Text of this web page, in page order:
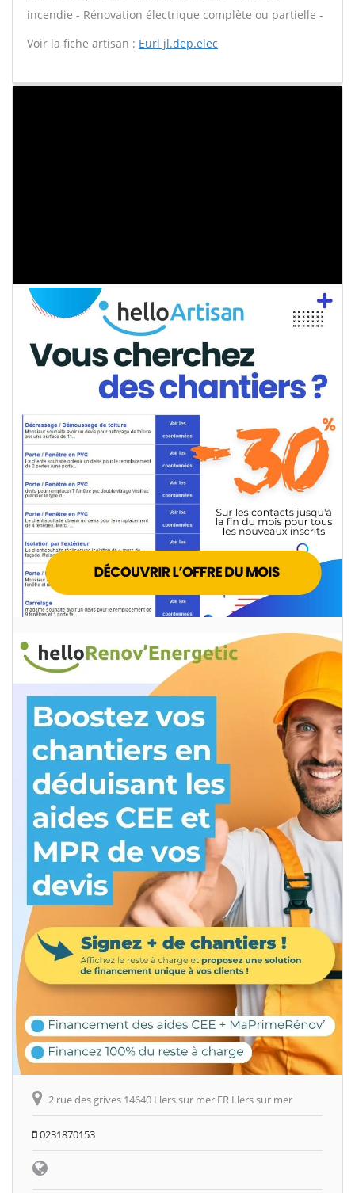
incendie - Rénovation électrique complète ou partielle -
Voir la fiche artisan : Eurl jl.dep.elec
2 rue des grives 14640 Llers sur mer FR Llers sur mer
0231870153